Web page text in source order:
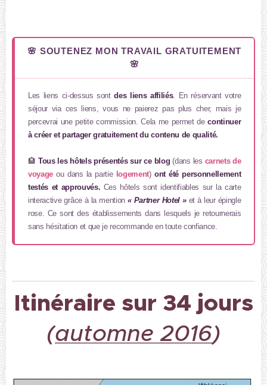
🌸 SOUTENEZ MON TRAVAIL GRATUITEMENT
🌸
Les liens ci-dessus sontdes liens affiliés. En réservant votre
séjour via ces liens, vous ne paierez pas plus cher, mais je
percevrai une petite commission. Cela me permet decontinuer
à créer et partager gratuitement du contenu de qualité.
🏨 Tous les hôtels présentés sur ce blog (dans les carnets de
voyage ou dans la partie logement) ont été personnellement
testés et approuvés. Ces hôtels sont identifiables sur la carte
interactive grâce à la mention « Partner Hotel »et à leur épingle
rose. Ce sont des établissements dans lesquels je retournerais
sans hésitation et que je recommande en toute confiance.
Itinéraire sur 34 jours
(automne 2016)